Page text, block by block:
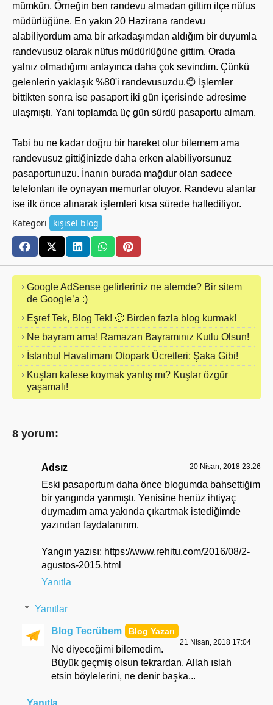
mümkün. Örneğin ben randevu almadan gittim ilçe nüfus
müdürlüğüne. En yakın 20 Hazirana randevu
alabiliyordum ama bir arkadaşımdan aldığım bir duyumla
randevusuz olarak nüfus müdürlüğüne gittim. Orada
yalnız olmadığımı anlayınca daha çok sevindim. Çünkü
gelenlerin yaklaşık %80'i randevusuzdu.😊 İşlemler
bittikten sonra ise pasaport iki gün içerisinde adresime
ulaşmıştı. Yani toplamda üç gün sürdü pasaportu almam.
Tabi bu ne kadar doğru bir hareket olur bilemem ama
randevusuz gittiğinizde daha erken alabiliyorsunuz
pasaportunuzu. İnanın burada mağdur olan sadece
telefonları ile oynayan memurlar oluyor. Randevu alanlar
ise ilk önce alınarak işlemleri kısa sürede hallediliyor.
Kategori kişisel blog
Google AdSense gelirleriniz ne alemde? Bir sitem
de Google’a :)
Eşref Tek, Blog Tek! 🙂 Birden fazla blog kurmak!
Ne bayram ama! Ramazan Bayramınız Kutlu Olsun!
İstanbul Havalimanı Otopark Ücretleri: Şaka Gibi!
Kuşları kafese koymak yanlış mı? Kuşlar özgür
yaşamalı!
8 yorum:
Adsız 20 Nisan, 2018 23:26
Eski pasaportum daha önce blogumda bahsettiğim
bir yangında yanmıştı. Yenisine henüz ihtiyaç
duymadım ama yakında çıkartmak istediğimde
yazından faydalanırım.
Yangın yazısı: https://www.rehitu.com/2016/08/2-
agustos-2015.html
Yanıtla
Yanıtlar
Blog Tecrübem
21 Nisan, 2018 17:04
Ne diyeceğimi bilemedim.
Büyük geçmiş olsun tekrardan. Allah ıslah
etsin böylelerini, ne denir başka...
Yanıtla